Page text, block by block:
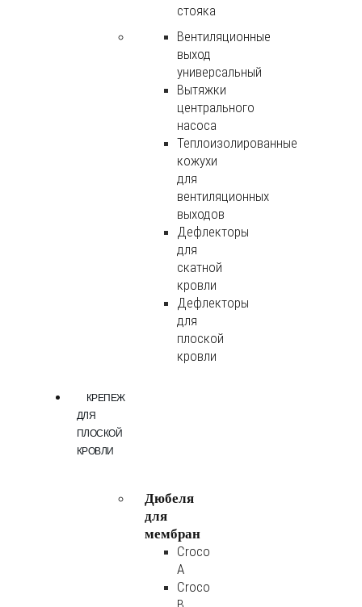
стояка
Вентиляционные
выход
универсальный
Вытяжки
центрального
насоса
Теплоизолированные
кожухи
для
вентиляционных
выходов
Дефлекторы
для
скатной
кровли
Дефлекторы
для
плоской
кровли
КРЕПЕЖ
ДЛЯ
ПЛОСКОЙ
КРОВЛИ
Дюбеля
для
мембран
Croco
A
Croco